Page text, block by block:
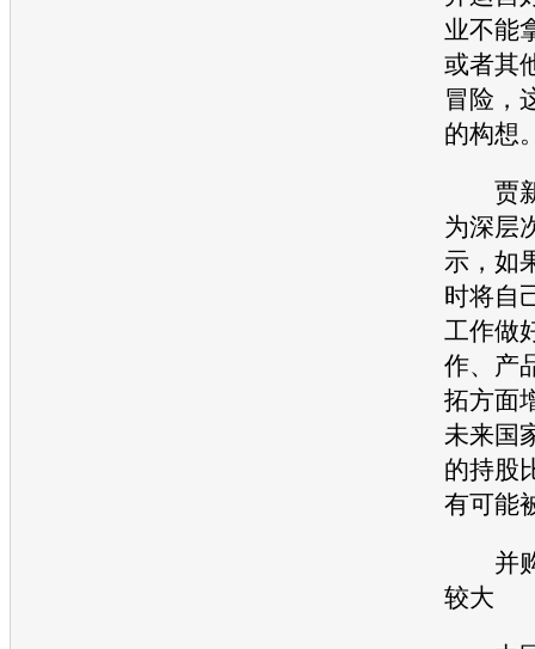
业不能
或者其
冒险，
的构想
贾新
为深层
示，如
时将自
工作做
作、产
拓方面
未来国
的持股
有可能
并购
较大